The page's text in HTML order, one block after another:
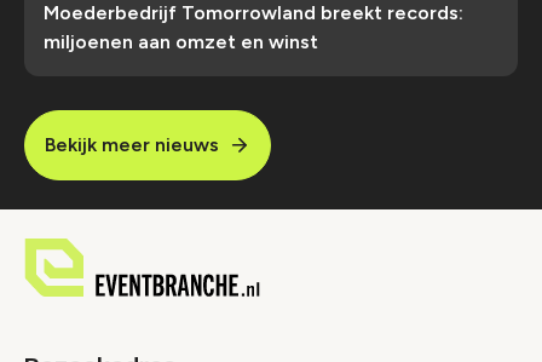
Moederbedrijf Tomorrowland breekt records:
miljoenen aan omzet en winst
Bekijk meer nieuws